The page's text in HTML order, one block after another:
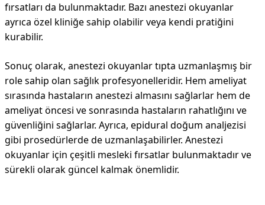
fırsatları da bulunmaktadır. Bazı anestezi okuyanlar
ayrıca özel kliniğe sahip olabilir veya kendi pratiğini
kurabilir.
Sonuç olarak, anestezi okuyanlar tıpta uzmanlaşmış bir
role sahip olan sağlık profesyonelleridir. Hem ameliyat
sırasında hastaların anestezi almasını sağlarlar hem de
ameliyat öncesi ve sonrasında hastaların rahatlığını ve
güvenliğini sağlarlar. Ayrıca, epidural doğum analjezisi
gibi prosedürlerde de uzmanlaşabilirler. Anestezi
okuyanlar için çeşitli mesleki fırsatlar bulunmaktadır ve
sürekli olarak güncel kalmak önemlidir.